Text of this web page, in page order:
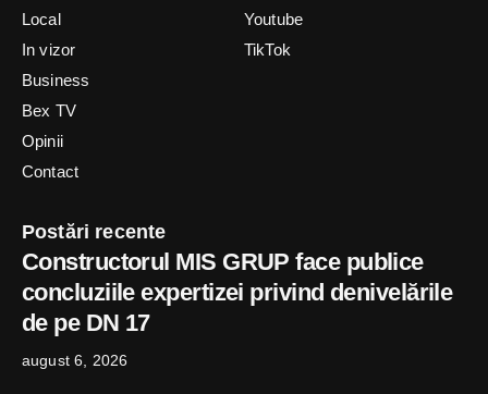
Local
In vizor
Business
Bex TV
Opinii
Contact
Youtube
TikTok
Postări recente
Constructorul MIS GRUP face publice
concluziile expertizei privind denivelările
de pe DN 17
august 6, 2026